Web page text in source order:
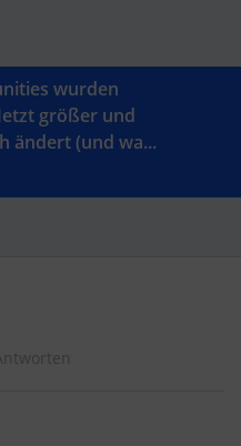
wurden
größer und
ändert (und wa...